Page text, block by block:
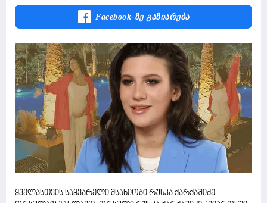
Facebook-Ზე Გაზიარება
ყველასთვის საყვარელი მსახიობი რუსკა ქარქაშიძე